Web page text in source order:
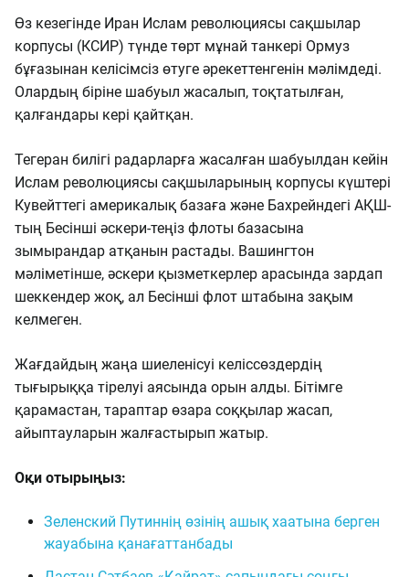
Өз кезегінде Иран Ислам революциясы сақшылар
корпусы (КСИР) түнде төрт мұнай танкері Ормуз
бұғазынан келісімсіз өтуге әрекеттенгенін мәлімдеді.
Олардың біріне шабуыл жасалып, тоқтатылған,
қалғандары кері қайтқан.
Тегеран билігі радарларға жасалған шабуылдан кейін
Ислам революциясы сақшыларының корпусы күштері
Кувейттегі америкалық базаға және Бахрейндегі АҚШ-
тың Бесінші әскери-теңіз флоты базасына
зымырандар атқанын растады. Вашингтон
мәліметінше, әскери қызметкерлер арасында зардап
шеккендер жоқ, ал Бесінші флот штабына зақым
келмеген.
Жағдайдың жаңа шиеленісуі келіссөздердің
тығырыққа тірелуі аясында орын алды. Бітімге
қарамастан, тараптар өзара соққылар жасап,
айыптауларын жалғастырып жатыр.
Оқи отырыңыз:
Зеленский Путиннің өзінің ашық хаатына берген
жауабына қанағаттанбады